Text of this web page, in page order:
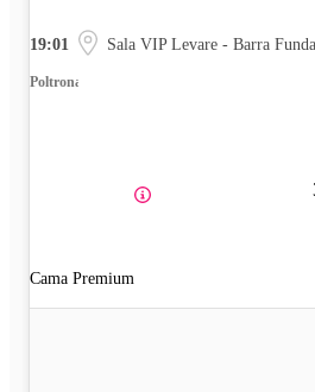
19:01 Sala VIP Levare - Barra Funda
Poltrona
Cama Premium